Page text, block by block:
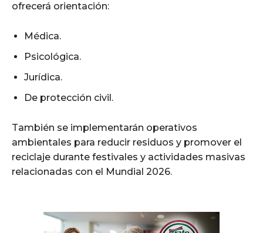
ofrecerá orientación:
Médica.
Psicológica.
Jurídica.
De protección civil.
También se implementarán operativos
ambientales para reducir residuos y promover el
reciclaje durante festivales y actividades masivas
relacionadas con el Mundial 2026.